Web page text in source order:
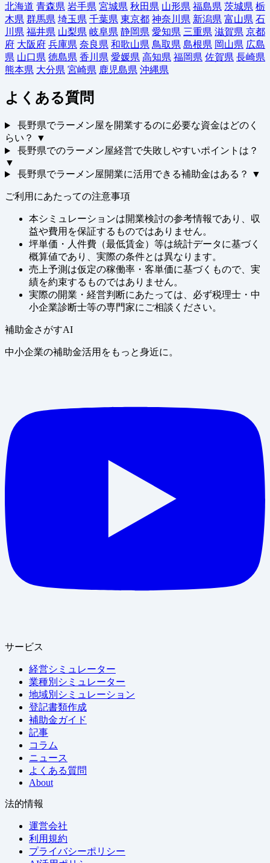
北海道 青森県 岩手県 宮城県 秋田県 山形県 福島県 茨城県 栃
木県 群馬県 埼玉県 千葉県 東京都 神奈川県 新潟県 富山県 石
川県 福井県 山梨県 岐阜県 静岡県 愛知県 三重県 滋賀県 京都
府 大阪府 兵庫県 奈良県 和歌山県 鳥取県 島根県 岡山県 広島
県 山口県 徳島県 香川県 愛媛県 高知県 福岡県 佐賀県 長崎県
熊本県 大分県 宮崎県 鹿児島県 沖縄県
よくある質問
長野県でラーメン屋を開業するのに必要な資金はどのく
らい？
▼
長野県でのラーメン屋経営で失敗しやすいポイントは？
▼
長野県でラーメン屋開業に活用できる補助金はある？
▼
ご利用にあたっての注意事項
本シミュレーションは開業検討の参考情報であり、収
益や費用を保証するものではありません。
坪単価・人件費（最低賃金）等は統計データに基づく
概算値であり、実際の条件とは異なります。
売上予測は仮定の稼働率・客単価に基づくもので、実
績を約束するものではありません。
実際の開業・経営判断にあたっては、必ず税理士・中
小企業診断士等の専門家にご相談ください。
補助金さがすAI
中小企業の補助金活用をもっと身近に。
サービス
経営シミュレーター
業種別シミュレーター
地域別シミュレーション
登記書類作成
補助金ガイド
記事
コラム
ニュース
よくある質問
About
法的情報
運営会社
利用規約
プライバシーポリシー